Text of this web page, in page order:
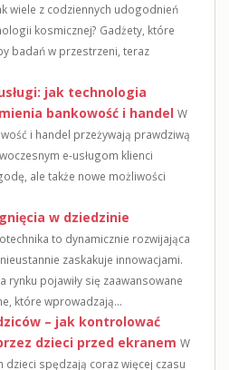
wiele z codziennych udogodnień
kosmicznej? Gadżety, które
badań w przestrzeni, teraz
jak technologia
bankowość i handel W
i handel przeżywają prawdziwą
e-usługom klienci
ale także nowe możliwości
w dziedzinie
to dynamicznie rozwijająca
zaskakuje innowacjami.
rynku pojawiły się zaawansowane
które wprowadzają...
– jak kontrolować
dzieci przed ekranem W
dzieci spędzają coraz więcej czasu